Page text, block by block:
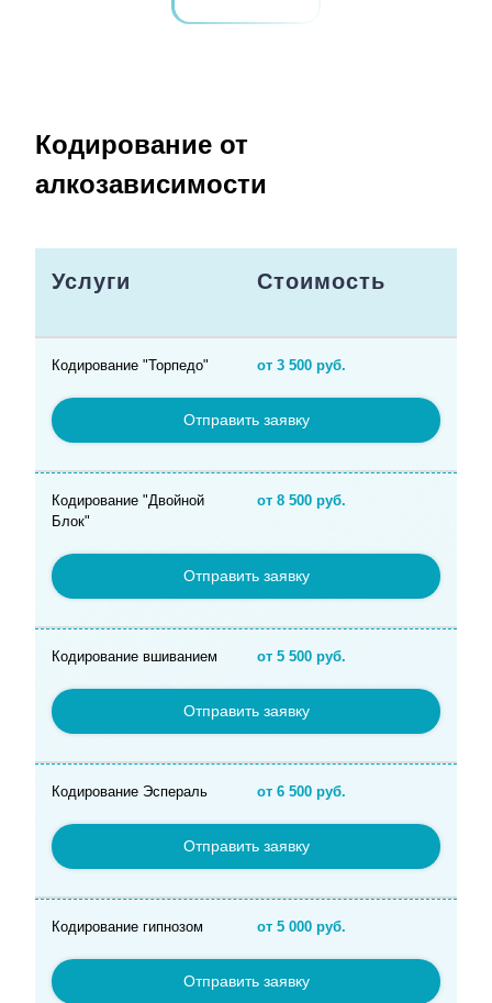
Кодирование от
алкозависимости
Услуги Стоимость
Кодирование "Торпедо" от 3 500 руб.
Отправить заявку
Кодирование "Двойной
Блок"
от 8 500 руб.
Отправить заявку
Кодирование вшиванием от 5 500 руб.
Отправить заявку
Кодирование Эспераль от 6 500 руб.
Отправить заявку
Кодирование гипнозом от 5 000 руб.
Отправить заявку